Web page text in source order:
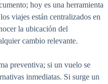
hoy es una herramienta
viajes están centralizados en
la ubicación del
cambio relevante.
preventiva; si un vuelo se
inmediatas. Si surge un